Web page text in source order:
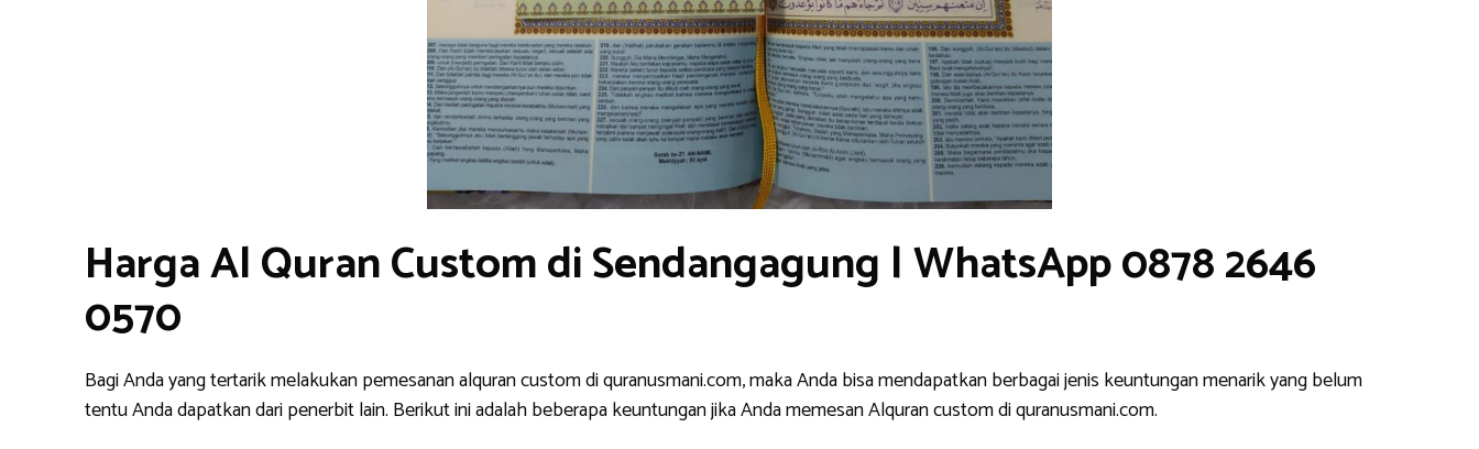
Harga Al Quran Custom di Sendangagung | WhatsApp 0878 2646
0570
Bagi Anda yang tertarik melakukan pemesanan alquran custom di quranusmani.com, maka Anda bisa mendapatkan berbagai jenis keuntungan menarik yang belum
tentu Anda dapatkan dari penerbit lain. Berikut ini adalah beberapa keuntungan jika Anda memesan Alquran custom di quranusmani.com.